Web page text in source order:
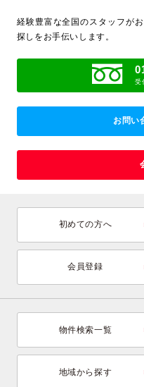
経験豊富な全国のスタッフが
探しをお手伝いします。
受
お問い
初めての方へ
会員登録
物件検索一覧
地域から探す